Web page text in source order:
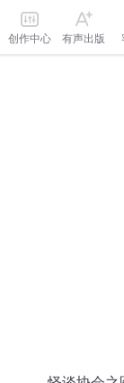
创作中心 有声出版